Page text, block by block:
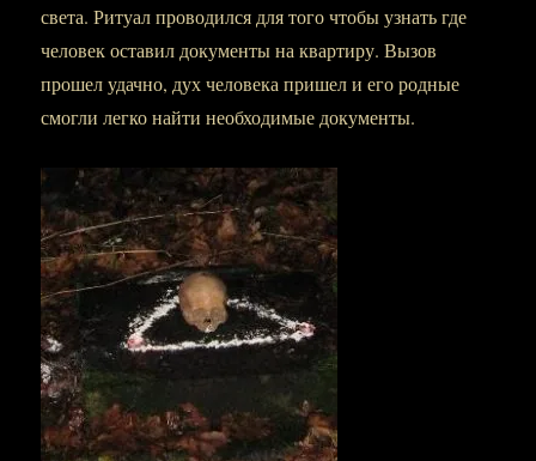
света. Ритуал проводился для того чтобы узнать где
человек оставил документы на квартиру. Вызов
прошел удачно, дух человека пришел и его родные
смогли легко найти необходимые документы.